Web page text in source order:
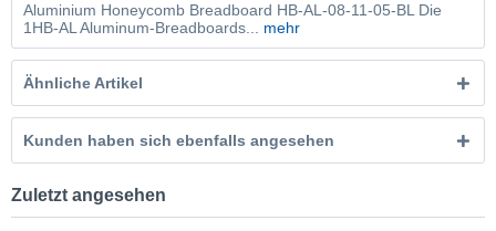
Aluminium Honeycomb Breadboard HB-AL-08-11-05-BL Die
1HB-AL Aluminum-Breadboards...
mehr
Ähnliche Artikel
Kunden haben sich ebenfalls angesehen
Zuletzt angesehen